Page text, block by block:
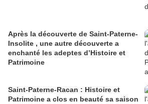
Après la découverte de Saint-Paterne-
Insolite , une autre découverte a
enchanté les adeptes d’Histoire et
Patrimoine
Saint-Paterne-Racan : Histoire et
Patrimoine a clos en beauté sa saison